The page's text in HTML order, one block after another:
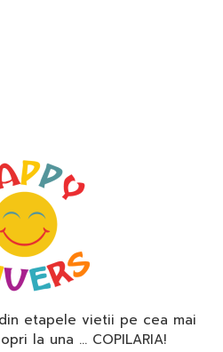
etapele vietii pe cea mai
la una … COPILARIA!